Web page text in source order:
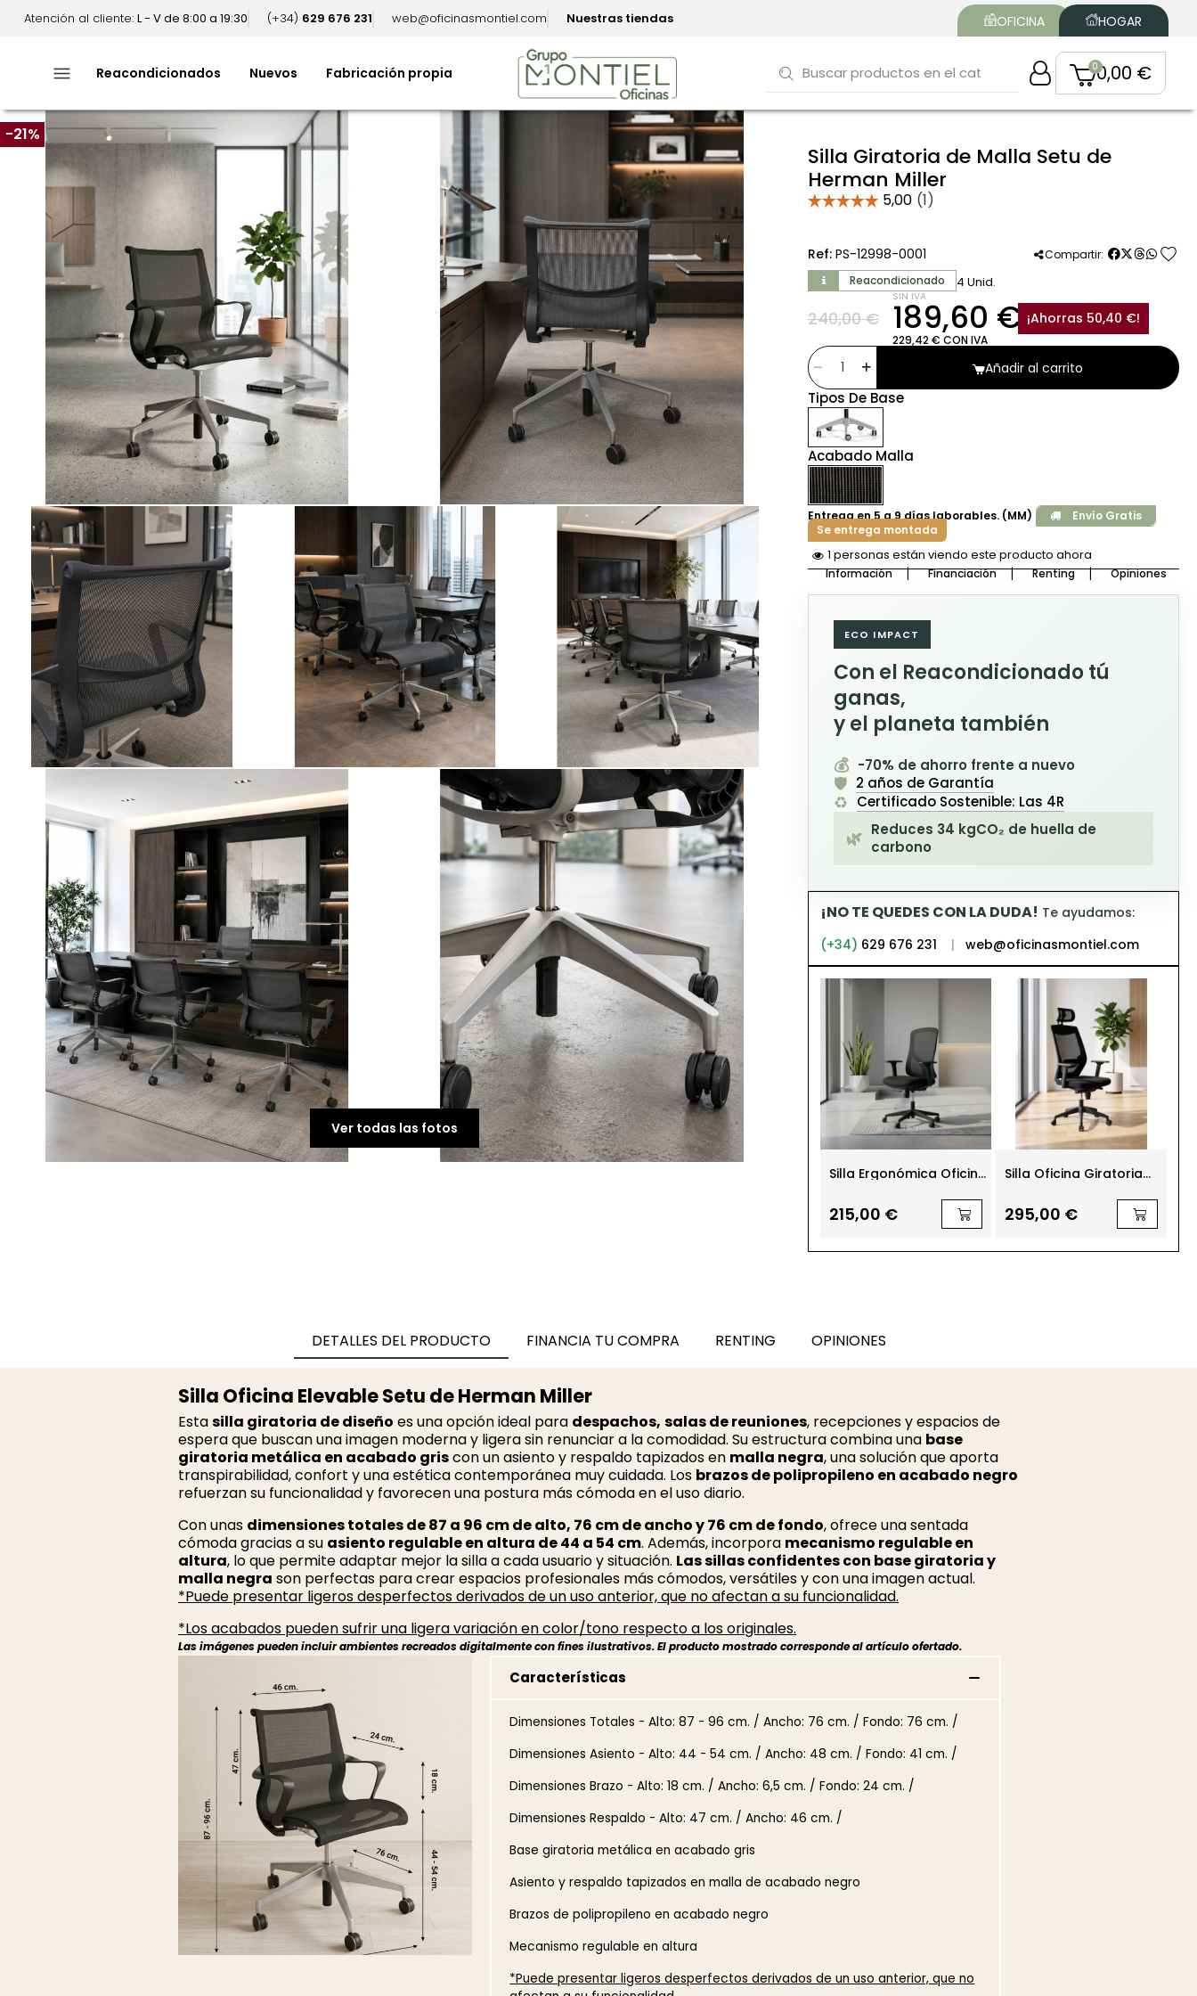
Atención al cliente: L - V de 8:00 a 19:30 (+34) 629 676 231 web@oficinasmontiel.com Nuestras tiendas OFICINA HOGAR
menu Reacondicionados Nuevos Fabricación propia 0,00 €
Ver todas las fotos
-21%
Silla Giratoria de Malla Setu de
Herman Miller
Ref: PS-12998-0001 Compartir: favorite
Reacondicionado 4 Unid.
240,00 €
SIN IVA
189,60 €
229,42 € CON IVA
¡Ahorras 50,40 €!
Añadir al carrito
Tipos De Base
Acabado Malla
Entrega en 5 a 9 días laborables. (MM)
Envío Gratis
Se entrega montada
2 personas están viendo este producto ahora
Información Financiación Renting Opiniones
ECO IMPACT
Con el Reacondicionado tú
ganas,
y el planeta también
💰 -70% de ahorro frente a nuevo
🛡️ 2 años de Garantía
♻️ Certificado Sostenible: Las 4R
🌿 Reduces 34 kgCO₂ de huella de
carbono
¡NO TE QUEDES CON LA DUDA! Te ayudamos:
(+34) 629 676 231 | web@oficinasmontiel.com
-21%
Silla Ergonómica Oficina
Nantes de Euromof
215,00 €
Silla Oficina Giratoria
295,00 €
DETALLES DEL PRODUCTO FINANCIA TU COMPRA RENTING OPINIONES
Silla Oficina Elevable Setu de Herman Miller
Estasilla giratoria de diseño es una opción ideal para despachos, salas de reuniones, recepciones y espacios de
espera que buscan una imagen moderna y ligera sin renunciar a la comodidad. Su estructura combina una base
giratoria metálica en acabado griscon un asiento y respaldo tapizados en malla negra, una solución que aporta
transpirabilidad, confort y una estética contemporánea muy cuidada. Los brazos de polipropileno en acabado negro
refuerzan su funcionalidad y favorecen una postura más cómoda en el uso diario.
Con unas dimensiones totales de 87 a 96 cm de alto, 76 cm de ancho y 76 cm de fondo, ofrece una sentada
cómoda gracias a su asiento regulable en altura de 44 a 54 cm. Además, incorpora mecanismo regulable en
altura, lo que permite adaptar mejor la silla a cada usuario y situación. Las sillas confidentes con base giratoria y
malla negra son perfectas para crear espacios profesionales más cómodos, versátiles y con una imagen actual.
*Puede presentar ligeros desperfectos derivados de un uso anterior, que no afectan a su funcionalidad.
*Los acabados pueden sufrir una ligera variación en color/tono respecto a los originales.
Las imágenes pueden incluir ambientes recreados digitalmente con fines ilustrativos. El producto mostrado corresponde al artículo ofertado.
Características
Dimensiones Totales - Alto: 87 - 96 cm. / Ancho: 76 cm. / Fondo: 76 cm. /
Dimensiones Asiento - Alto: 44 - 54 cm. / Ancho: 48 cm. / Fondo: 41 cm. /
Dimensiones Brazo - Alto: 18 cm. / Ancho: 6,5 cm. / Fondo: 24 cm. /
Dimensiones Respaldo - Alto: 47 cm. / Ancho: 46 cm. /
Base giratoria metálica en acabado gris
Asiento y respaldo tapizados en malla de acabado negro
Brazos de polipropileno en acabado negro
Mecanismo regulable en altura
*Puede presentar ligeros desperfectos derivados de un uso anterior, que no